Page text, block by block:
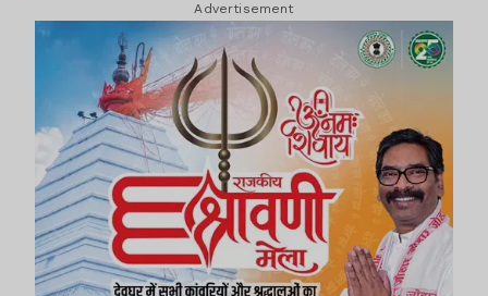
Advertisement